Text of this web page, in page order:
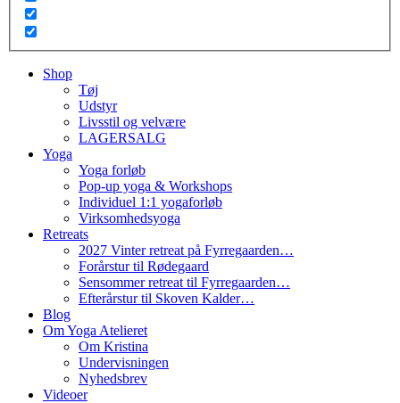
Shop
Tøj
Udstyr
Livsstil og velvære
LAGERSALG
Yoga
Yoga forløb
Pop-up yoga & Workshops
Individuel 1:1 yogaforløb
Virksomhedsyoga
Retreats
2027 Vinter retreat på Fyrregaarden…
Forårstur til Rødegaard
Sensommer retreat til Fyrregaarden…
Efterårstur til Skoven Kalder…
Blog
Om Yoga Atelieret
Om Kristina
Undervisningen
Nyhedsbrev
Videoer